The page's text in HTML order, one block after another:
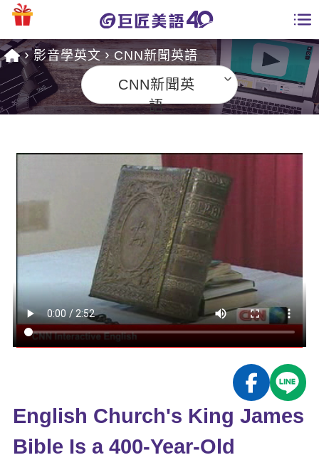
課程總覽
英文會話
TOEIC 多益課程
IELTS 雅思課程
能力養成
自然發音
開口溜英文
旅遊英文
特色課程
英語俱樂部
ECAM
日語
韓語
更多
一對一家教
英文部落格
多益秒學堂
影音學英文
學習分享
學員故事
活動花絮
校園贊助
學員專區
Recruiting
影音學英文 CNN新聞英語
CNN新聞英
語
English Church's King James
Bible Is a 400-Year-Old